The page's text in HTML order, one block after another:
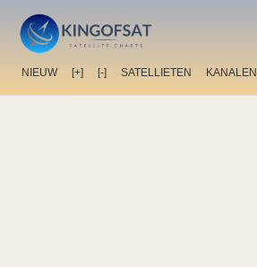
NIEUW [+] [-] SATELLIETEN KANALEN